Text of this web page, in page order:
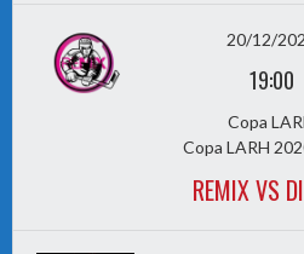
20/12/
19:00
Copa
Copa LARH
REMIX VS